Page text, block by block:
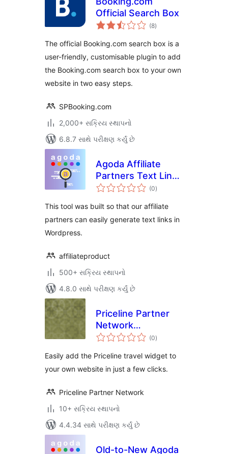
Official Search Box
(8કુલ
રેટિંગ્સ
)
The official Booking.com search box is a
user-friendly, customisable plugin to add
the Booking.com search box to your own
website in two easy steps.
SPBooking.com
2,000+ સક્રિય સ્થાપનો
6.8.7 સાથે પરીક્ષણ કર્યું છે
Agoda Affiliate
Partners Text Link
Generator
(0કુલ
રેટિંગ્સ
)
This tool was built so that our affiliate
partners can easily generate text links in
Wordpress.
affiliateproduct
500+ સક્રિય સ્થાપનો
4.8.0 સાથે પરીક્ષણ કર્યું છે
Priceline Partner
Network
WordPress Plugin
(0કુલ
રેટિંગ્સ
)
Easily add the Priceline travel widget to
your own website in just a few clicks.
Priceline Partner Network
10+ સક્રિય સ્થાપનો
4.4.34 સાથે પરીક્ષણ કર્યું છે
Old-to-New Agoda